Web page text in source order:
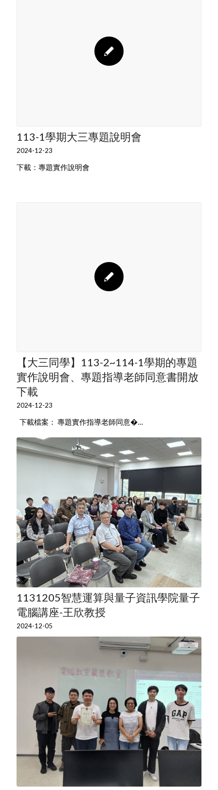
113-1學期大三專題說明會
2024-12-23
下載：專題實作說明會
【大三同學】113-2~114-1學期的專題
實作說明會、專題指導老師同意書開放
下載
2024-12-23
下載檔案： 專題實作指導老師同意�…
1131205智慧運算與量子資訊學院量子
電腦講座-王欣教授
2024-12-05